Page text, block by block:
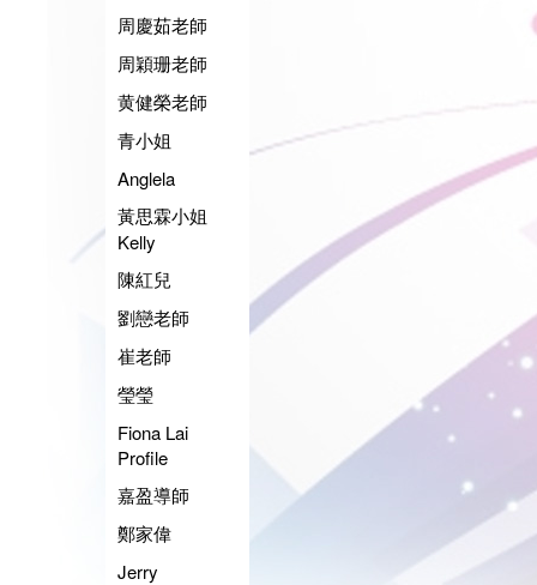
周慶茹老師
周穎珊老師
黄健榮老師
青小姐
Anglela
黃思霖小姐
Kelly
陳紅兒
劉戀老師
崔老師
瑩瑩
Fiona Lai
Profile
嘉盈導師
鄭家偉
Jerry